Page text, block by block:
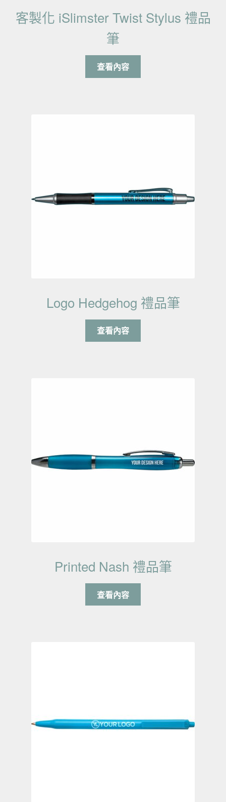
客製化 iSlimster Twist Stylus 禮品
筆
查看內容
Logo Hedgehog 禮品筆
查看內容
Printed Nash 禮品筆
查看內容